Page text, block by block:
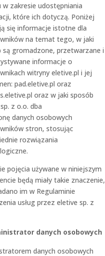
w zakresie udostępniania
które ich dotyczą. Poniżej
się informacje istotne dla
na temat tego, w jaki
są gromadzone, przetwarzane i
informacje o
witryny eletive.pl i jej
pad.eletive.pl oraz
oraz w jaki sposób
z o.o. dba
danych osobowych
stron, stosując
rozwiązania
pojęcia używane w niniejszym
będą miały takie znaczenie,
im w Regulaminie
usług przez eletive sp. z
danych osobowych
danych osobowych